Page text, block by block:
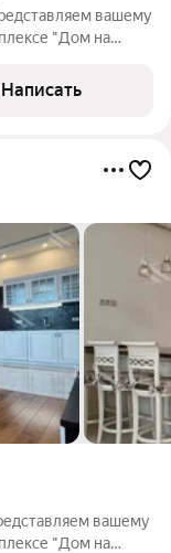
вашему
"Дом на
Написать
вашему
"Дом на